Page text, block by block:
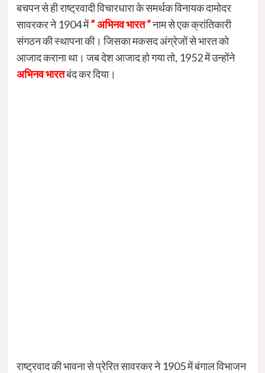
बचपन से ही राष्ट्रवादी विचारधारा के समर्थक विनायक दामोदर
सावरकर ने 1904 में” अभिनव भारत “नाम से एक क्रांतिकारी
संगठन की स्थापना की। जिसका मकसद अंग्रेजों से भारत को
आजाद कराना था। जब देश आजाद हो गया तो, 1952 में उन्होंने
अभिनव भारतबंद कर दिया।
राष्ट्रवाद की भावना से प्रेरित सावरकर ने 1905 में बंगाल विभाजन